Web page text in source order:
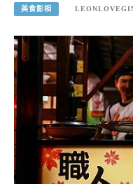
美食影相